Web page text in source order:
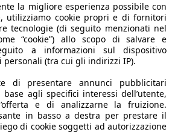
la migliore esperienza possibile con
utilizziamo cookie propri e di fornitori
tecnologie (di seguito menzionati nel
“cookie”) allo scopo di salvare e
a informazioni sul dispositivo
personali (tra cui gli indirizzi IP).
di presentare annunci pubblicitari
agli specifici interessi dell’utente,
e di analizzarne la fruizione.
in basso a destra per prestare il
di cookie soggetti ad autorizzazione